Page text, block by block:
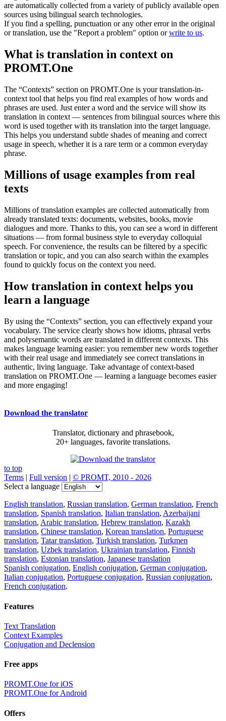
are automatically collected from a variety of publicly available open
sources using bilingual search technologies.
If you find a spelling, punctuation or any other error in the original
or translation, use the "Report a problem" option orwrite to us.
What is translation in context on
PROMT.One
The “Contexts” section on PROMT.One is your translation-in-
context tool that helps you find real examples of how words and
phrases are used. Just enter a word and the service will show its
translation in context — sentences from bilingual sources where this
word is used together with its translation into the target language.
This helps you understand subtle shades of meaning and correct
usage in speech, whether it is a rare term or a common everyday
phrase.
Millions of usage examples from real
texts
Millions of translation examples are collected automatically from
already translated texts: documents, websites, books, movie
dialogues and more. Thanks to this, you can see a word in different
situations — from formal business style to everyday colloquial
speech. For convenience, the results can be filtered by a specific
translation or topic, and you can also search within the examples
found to quickly focus on the context you need.
How translation in context helps you
learn a language
By using the “Contexts” section, you can effectively expand your
vocabulary. The service clearly shows how idioms, phrasal verbs
and polysemantic words are translated in different contexts. This
makes language learning easier: you remember new words together
with their real usage and immediately see correct translations in
authentic, living language. Take advantage of context-based
translation on PROMT.One — learning a language becomes easier
and more engaging!
Download the translator
Translator, dictionary and phrasebook,
20+ languages, favorite translations.
to top
Terms | Full version | © PROMT, 2010 - 2026
Select a language
English translation, Russian translation, German translation, French
translation, Spanish translation, Italian translation, Azerbaijani
translation, Arabic translation, Hebrew translation, Kazakh
translation, Chinese translation, Korean translation, Portuguese
translation, Tatar translation, Turkish translation, Turkmen
translation, Uzbek translation, Ukrainian translation, Finnish
translation, Estonian translation, Japanese translation
Spanish conjugation, English conjugation, German conjugation,
Italian conjugation, Portuguese conjugation, Russian conjugation,
French conjugation.
Features
Text Translation
Context Examples
Conjugation and Declension
Free apps
PROMT.One for iOS
PROMT.One for Android
Offers